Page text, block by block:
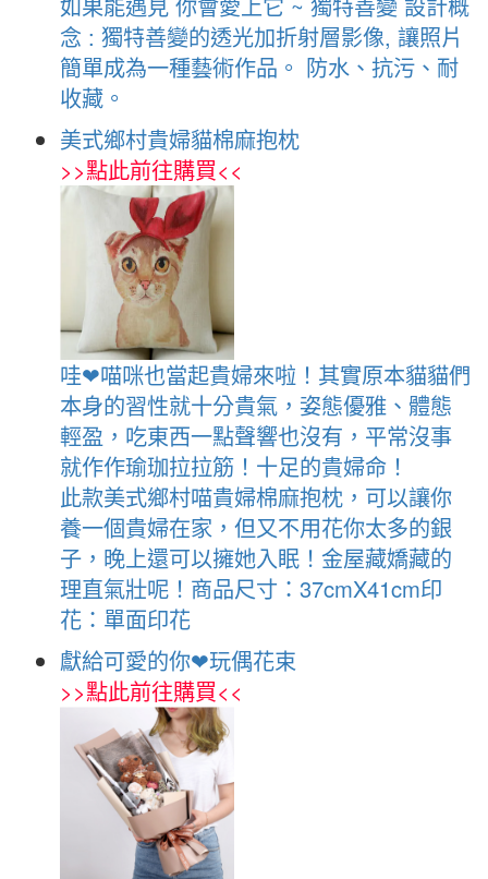
如果能遇見 你會愛上它 ~ 獨特善變 設計概
念 : 獨特善變的透光加折射層影像, 讓照片
簡單成為一種藝術作品。 防水、抗污、耐
收藏。
美式鄉村貴婦貓棉麻抱枕
>>點此前往購買<<
哇❤喵咪也當起貴婦來啦！其實原本貓貓們
本身的習性就十分貴氣，姿態優雅、體態
輕盈，吃東西一點聲響也沒有，平常沒事
就作作瑜珈拉拉筋！十足的貴婦命！
此款美式鄉村喵貴婦棉麻抱枕，可以讓你
養一個貴婦在家，但又不用花你太多的銀
子，晚上還可以擁她入眠！金屋藏嬌藏的
理直氣壯呢！商品尺寸：37cmX41cm印
花：單面印花
獻給可愛的你❤玩偶花束
>>點此前往購買<<